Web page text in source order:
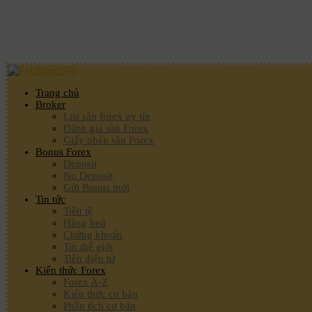
Trang chủ
Broker
List sàn forex uy tín
Đánh giá sàn Forex
Giấy phép sàn Forex
Bonus Forex
Deposit
No Deposit
Gửi Bonus mới
Tin tức
Tiền tệ
Hàng hoá
Chứng khoán
Tin thế giới
Tiền điện tử
Kiến thức Forex
Forex A-Z
Kiến thức cơ bản
Phân tích cơ bản